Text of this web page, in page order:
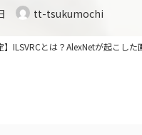
tt-tsukumochi
】ILSVRCとは？AlexNetが起こし